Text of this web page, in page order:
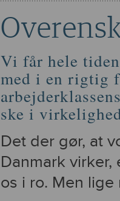
Vi får hele
med i en rigtig
ske i
Det der gør, at
Danmark
os i ro. Men